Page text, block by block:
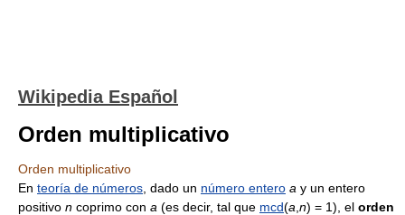
Wikipedia Español
Orden multiplicativo
Orden multiplicativo
En teoría de números , dado un número entero a y un entero
positivo n coprimo con a (es decir, tal que mcd(a n) = 1), el orden